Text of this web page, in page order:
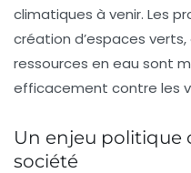
climatiques à venir. Les
création d’espaces
ressources en eau sont
efficacement contre les
Un enjeu politique
société